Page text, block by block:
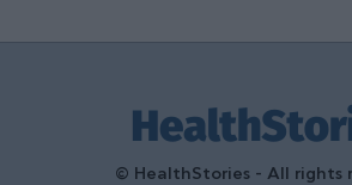
© HealthStories - All rights